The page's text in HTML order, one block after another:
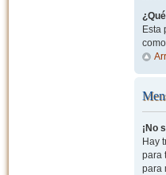
Esta
¡No
Hay
para
para